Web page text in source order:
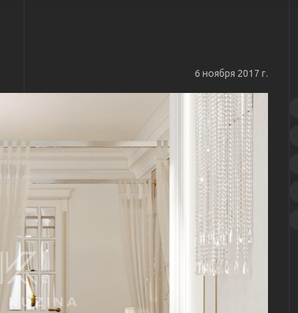
6 ноября 2017 г.